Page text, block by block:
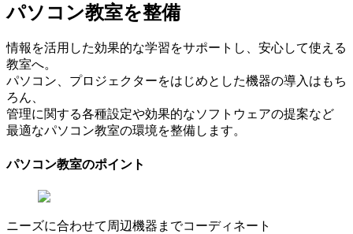
パソコン教室を整備
情報を活用した効果的な学習をサポートし、安心して使える
教室へ。
パソコン、プロジェクターをはじめとした機器の導入はもち
ろん、
管理に関する各種設定や効果的なソフトウェアの提案など
最適なパソコン教室の環境を整備します。
パソコン教室のポイント
ニーズに合わせて周辺機器までコーディネート